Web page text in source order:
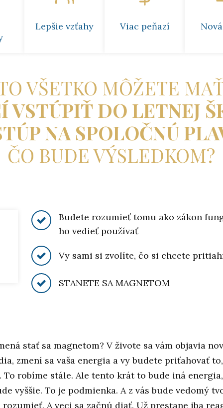
Lepšie vzťahy Viac peňazí
VŠETKO MÔŽETE
VSTÚPIŤ DO LETNEJ
NA SPOLOČNÚ
ČO BUDE VÝSLEDKOM?
Budete rozumieť tomu ako zákon
ho vedieť používať
Vy sami si zvolíte, čo si chcete
STANETE SA MAGNETOM
stať sa magnetom? V živote sa vám objavia
zmení sa vaša energia a vy budete priťahovať
To robíme stále. Ale tento krát to bude iná
vyššie. To je podmienka. A z vás bude vedomý
A veci sa začnú diať. Už prestane iba